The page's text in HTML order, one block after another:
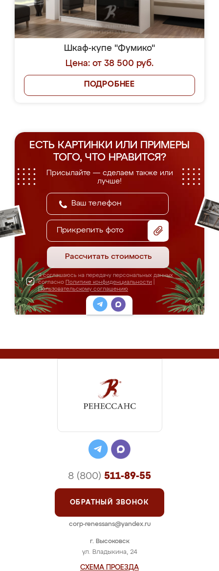
Шкаф-купе "Фумико"
Цена: от 38 500 руб.
ПОДРОБНЕЕ
ЕСТЬ КАРТИНКИ ИЛИ ПРИМЕРЫ
ТОГО, ЧТО НРАВИТСЯ?
Присылайте — сделаем также или
лучше!
Прикрепить фото
Рассчитать стоимость
Я соглашаюсь на передачу персональных данных
согласно Политике конфиденциальности
Пользовательскому соглашению
г. Высоковск
ул. Владыкина, 24
СХЕМА ПРОЕЗДА
8 (800) 511-89-55
ОБРАТНЫЙ ЗВОНОК
corp-renessans@yandex.ru